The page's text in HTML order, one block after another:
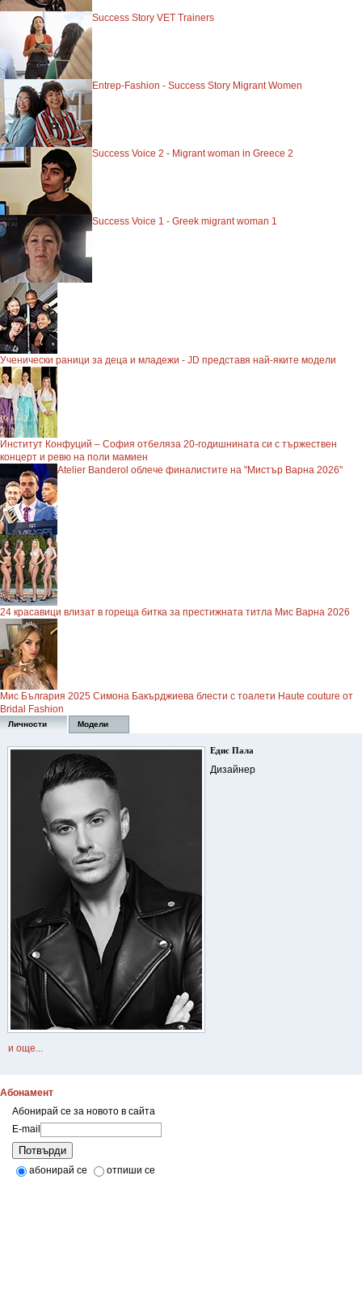
Success Story VET Trainers
Entrep-Fashion - Success Story Migrant Women
Success Voice 2 - Migrant woman in Greece 2
Success Voice 1 - Greek migrant woman 1
Ученически раници за деца и младежи - JD представя най-яките модели
Институт Конфуций – София отбеляза 20-годишнината си с тържествен
концерт и ревю на поли мамиен
Atelier Banderol облече финалистите на "Мистър Варна 2026"
24 красавици влизат в гореща битка за престижната титла Мис Варна 2026
Мис България 2025 Симона Бакърджиева блести с тоалети Haute couture от
Bridal Fashion
Личности Модели
Едис Пала
Дизайнер
и още...
Абонамент
Абонирай се за новото в сайта
E-mail
Потвърди
абонирай се отпиши се